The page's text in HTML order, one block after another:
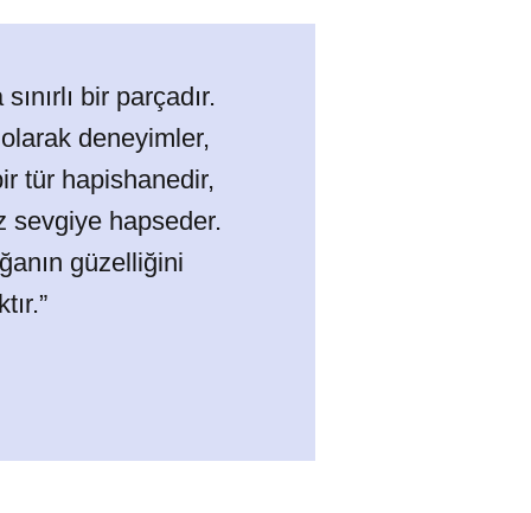
bir parçadır.
deneyimler,
tür hapishanedir,
sevgiye hapseder.
güzelliğini